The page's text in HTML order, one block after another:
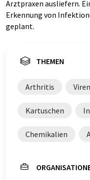
Arztpraxen ausliefern.
Erkennung von
geplant.
THEMEN
Arthritis Viren
Kartuschen
Chemikalien